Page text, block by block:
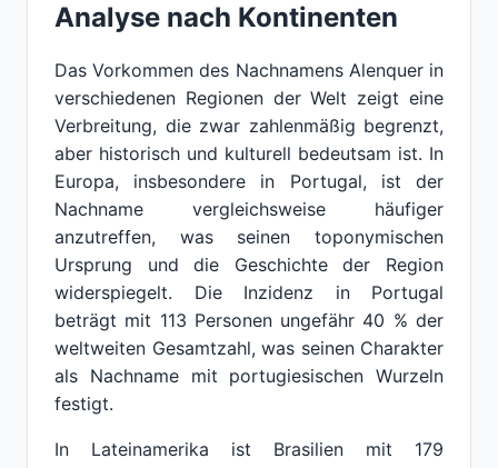
Analyse nach Kontinenten
Das Vorkommen des Nachnamens Alenquer in
verschiedenen Regionen der Welt zeigt eine
Verbreitung, die zwar zahlenmäßig begrenzt,
aber historisch und kulturell bedeutsam ist. In
Europa, insbesondere in Portugal, ist der
Nachname vergleichsweise häufiger
anzutreffen, was seinen toponymischen
Ursprung und die Geschichte der Region
widerspiegelt. Die Inzidenz in Portugal
beträgt mit 113 Personen ungefähr 40 % der
weltweiten Gesamtzahl, was seinen Charakter
als Nachname mit portugiesischen Wurzeln
festigt.
In Lateinamerika ist Brasilien mit 179